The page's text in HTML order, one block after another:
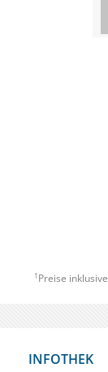
1 Preise
INFOTHEK